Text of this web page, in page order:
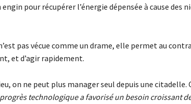
pour récupérer l’énergie dépensée à cause des
pas vécue comme un drame, elle permet au
et d’agir rapidement.
on ne peut plus manager seul depuis une citadelle.
technologique a favorisé un besoin croissant